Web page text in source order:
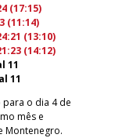
(17:15)
(11:14)
(13:10)
(14:12)
11
11
para o dia 4 de
mês e
Montenegro.